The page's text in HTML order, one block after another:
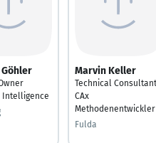
Intelligence
Marvin Keller
Technical
CAx
Methodenentwickler
Fulda